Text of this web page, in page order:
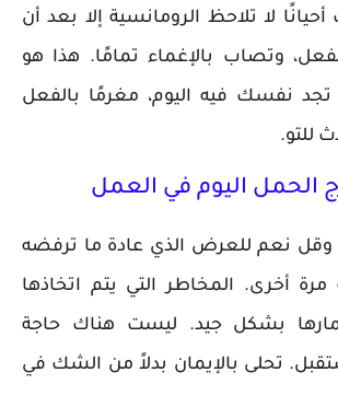
لا تلاحظ الرومانسية إلا بعد أن
وتصاب بالإغماء تمامًا. هذا هو
تجد نفسك فيه اليوم، مغرمًا بالفعل
للتو.
الحمل اليوم في العمل
وقل نعم للعرض الذي عادة ما ترفضه
مرة أخرى. المخاطر التي يتم اتخاذها
بشكل جيد. ليست هناك حاجة
تحلى بالإيمان بدلاً من الشك في